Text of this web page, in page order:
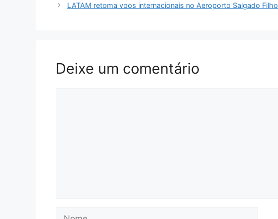
LATAM retoma voos internacionais no Aeroporto Salgado Filho
Deixe um comentário